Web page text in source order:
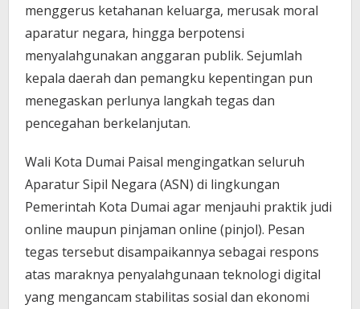
menggerus ketahanan keluarga, merusak moral
aparatur negara, hingga berpotensi
menyalahgunakan anggaran publik. Sejumlah
kepala daerah dan pemangku kepentingan pun
menegaskan perlunya langkah tegas dan
pencegahan berkelanjutan.
Wali Kota Dumai Paisal mengingatkan seluruh
Aparatur Sipil Negara (ASN) di lingkungan
Pemerintah Kota Dumai agar menjauhi praktik judi
online maupun pinjaman online (pinjol). Pesan
tegas tersebut disampaikannya sebagai respons
atas maraknya penyalahgunaan teknologi digital
yang mengancam stabilitas sosial dan ekonomi